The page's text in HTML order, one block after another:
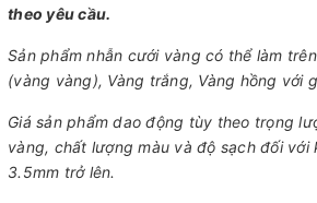
theo yêu cầu.
Sản phẩm nhẫn cưới vàng có thể làm
(vàng vàng), Vàng trắng, Vàng hồng với
Giá sản phẩm dao động tùy theo trọng
vàng, chất lượng màu và độ sạch đối
3.5mm trở lên.